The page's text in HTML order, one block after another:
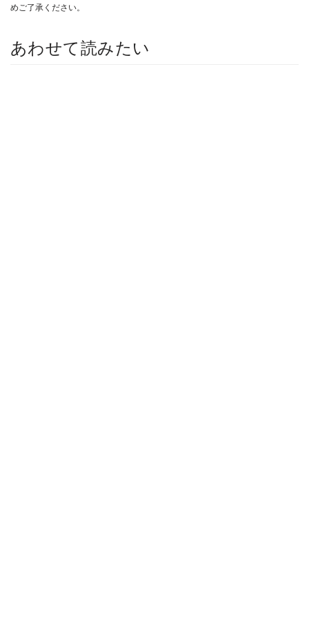
めご了承ください。
あわせて読みたい